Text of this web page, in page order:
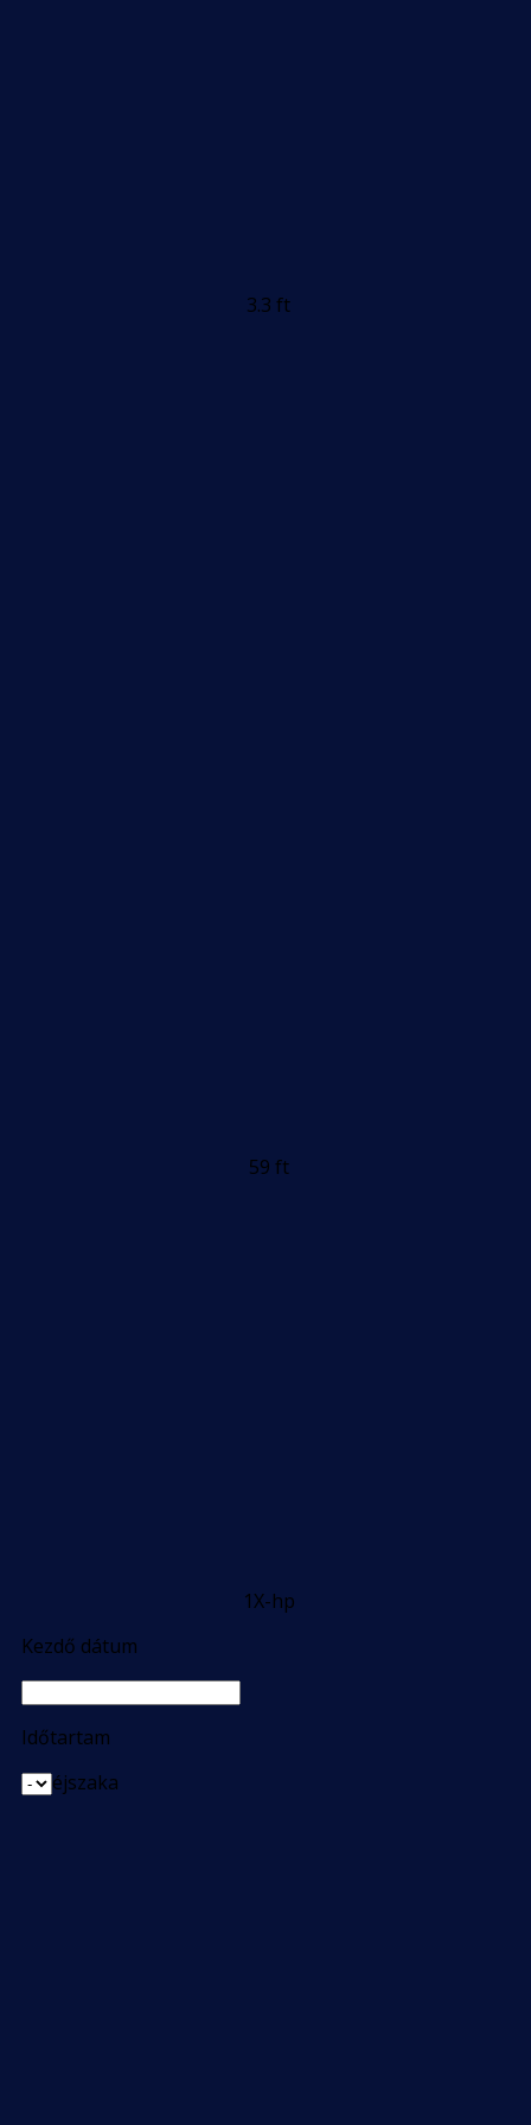
3.3 ft
59 ft
1X-hp
Kezdő dátum
Időtartam
éjszaka